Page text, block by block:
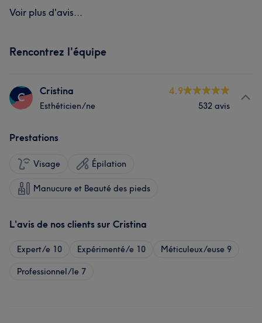
Voir plus d'avis...
Rencontrez l'équipe
C Cristina
Esthéticien/ne
4.9
532 avis
Prestations
Visage Épilation
Manucure et Beauté des pieds
L'avis de nos clients sur Cristina
Expert/e 10 Expérimenté/e 10 Méticuleux/euse 9
Professionnel/le 7